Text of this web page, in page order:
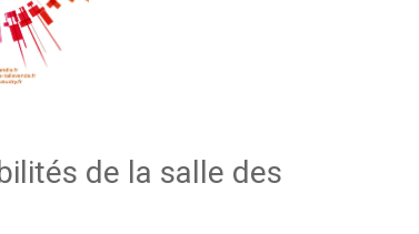
de la salle des